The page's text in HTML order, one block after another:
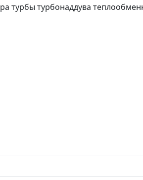
турбы турбонаддува